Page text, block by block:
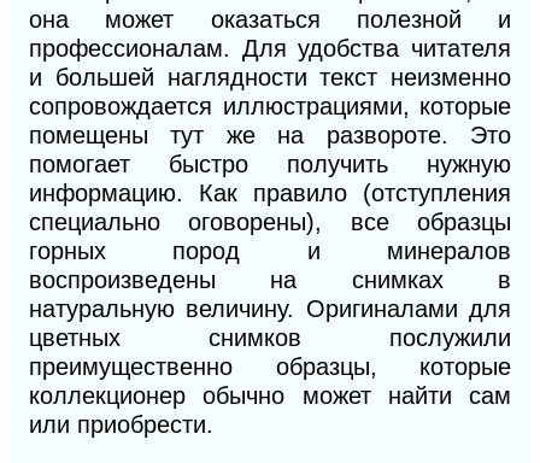
она может оказаться полезной и
профессионалам. Для удобства читателя
и большей наглядности текст неизменно
сопровождается иллюстрациями, которые
помещены тут же на развороте. Это
помогает быстро получить нужную
информацию. Как правило (отступления
специально оговорены), все образцы
горных пород и минералов
воспроизведены на снимках в
натуральную величину. Оригиналами для
цветных снимков послужили
преимущественно образцы, которые
коллекционер обычно может найти сам
или приобрести.